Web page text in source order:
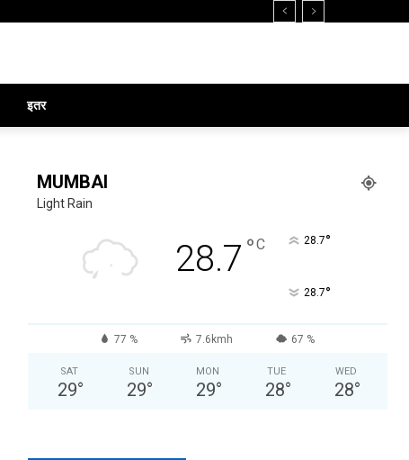
इतर
MUMBAI
Light Rain
28.7 °C 28.7°
28.7°
77 % 7.6kmh 67 %
SAT
29°
SUN
29°
MON
29°
TUE
28°
WED
28°